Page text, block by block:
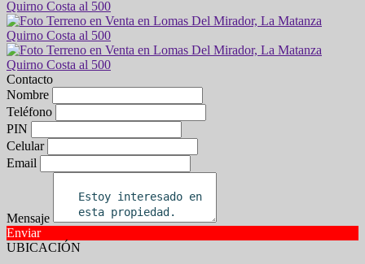
Contacto
Nombre
Teléfono
PIN
Celular
Email
Mensaje
Enviar
UBICACIÓN